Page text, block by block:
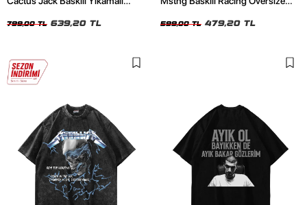
799,00 TL 639,20 TL 599,00 TL 479,20 TL